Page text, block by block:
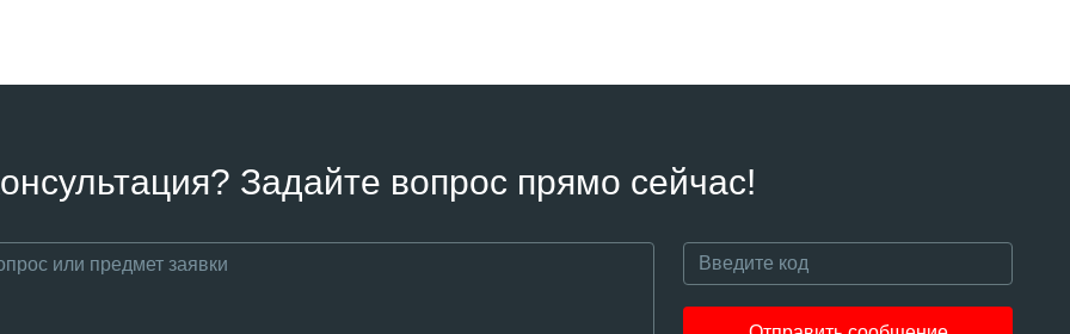
Задайте вопрос прямо сейчас!